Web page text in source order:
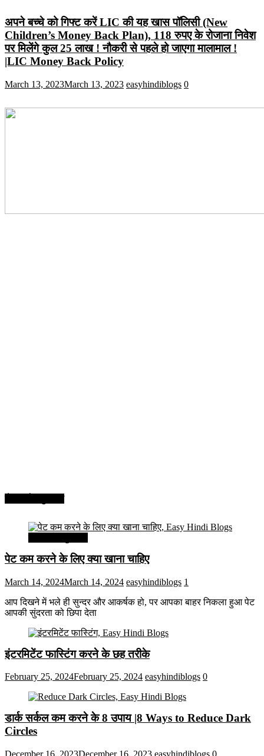
अपने बच्चे को गिफ्ट करें LIC की यह खास पॉलिसी (New
Children’s Money Back Plan), 118 रुपए के रोजाना निवेश
पर मिलेंगे कुल 25 लाख ! नौकरी से पहले हो जाएगा मालामाल !
|LIC Money Back Policy
March 13, 2023March 13, 2023 easyhindiblogs 0
पेट कम करने के लिए क्या खाना चाहिए
March 14, 2024March 14, 2024 easyhindiblogs 1
आप दिखने में भले ही सुन्दर और आकर्षक हो, पर आपका बाहर निकला हुआ पेट
आपकी सुंदरता को छिपा देता
इंटरमिटेंट फास्टिंग करने के छह तरीके
February 25, 2024February 25, 2024 easyhindiblogs 0
डार्क सर्कल कम करने के 8 उपाय |8 Ways to Reduce Dark
Circles
December 16, 2023December 16, 2023 easyhindiblogs 0